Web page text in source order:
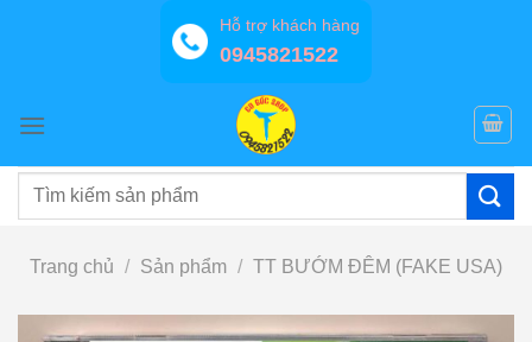
Hỗ trợ khách hàng
0945821522
Tìm
Trang chủ / Sản phẩm / TT BƯỚM ĐÊM (FAKE USA)